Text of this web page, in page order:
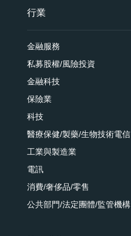
行業
金融服務
私募股權/風險投資
金融科技
保險業
科技
醫療保健/製藥/生物技術電信
工業與製造業
電訊
消費/奢侈品/零售
公共部門/法定團體/監管機構